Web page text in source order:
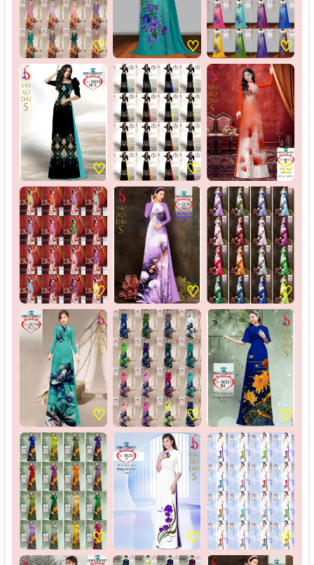
♡ ♡ ♡
♡ ♡ ♡
♡ ♡ ♡
♡ ♡ ♡
♡ ♡ ♡